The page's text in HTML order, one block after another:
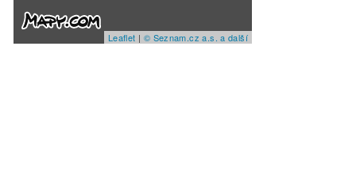
Leaflet | © Seznam.cz a.s. a další